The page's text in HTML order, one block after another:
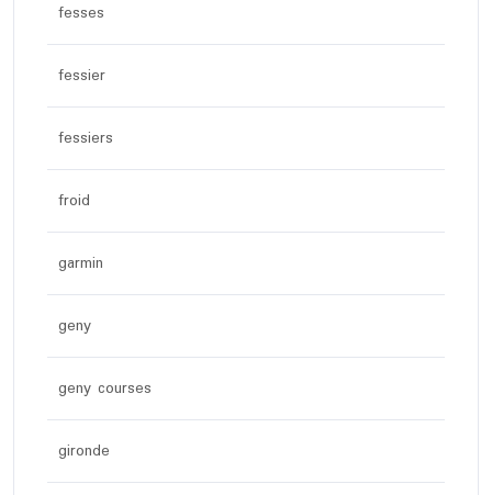
fesses
fessier
fessiers
froid
garmin
geny
geny courses
gironde